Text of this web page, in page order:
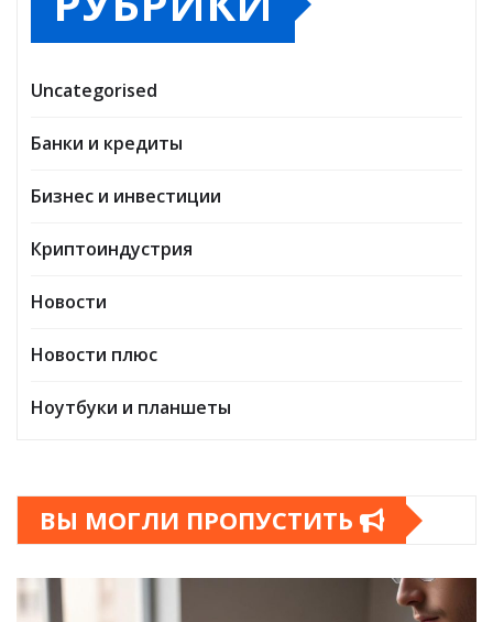
Uncategorised
Банки и кредиты
Бизнес и инвестиции
Криптоиндустрия
Новости
Новости плюс
Ноутбуки и планшеты
ВЫ МОГЛИ ПРОПУСТИТЬ